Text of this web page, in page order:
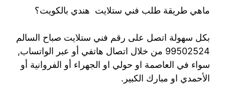
ماهي طريقة طلب فني ستلايت هندي بالكويت؟
بكل سهولة اتصل على رقم فني ستلايت صباح السالم
99502524 من خلال اتصال هاتفي أو عبر الواتساب,
سواء في العاصمة او حولي او الجهراء أو الفروانية أو
الأحمدي او مبارك الكبير.